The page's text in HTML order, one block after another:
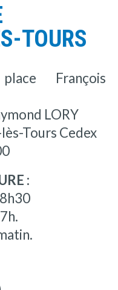
TOURS
François
LORY
Tours Cedex
: